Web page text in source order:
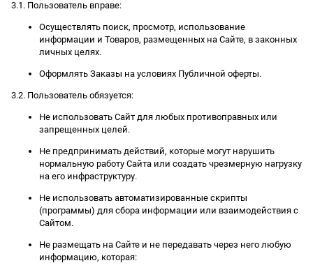
3.1. Пользователь вправе:
Осуществлять поиск, просмотр, использование
информации и Товаров, размещенных на Сайте, в законных
личных целях.
Оформлять Заказы на условиях Публичной оферты.
3.2. Пользователь обязуется:
Не использовать Сайт для любых противоправных или
запрещенных целей.
Не предпринимать действий, которые могут нарушить
нормальную работу Сайта или создать чрезмерную нагрузку
на его инфраструктуру.
Не использовать автоматизированные скрипты
(программы) для сбора информации или взаимодействия с
Сайтом.
Не размещать на Сайте и не передавать через него любую
информацию, которая: